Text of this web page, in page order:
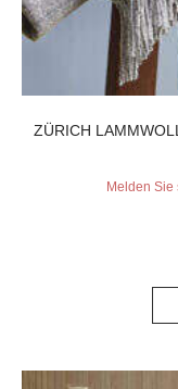
ZÜRICH
Melden Sie